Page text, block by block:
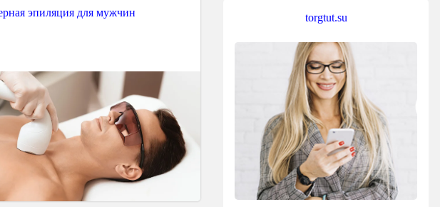
эпиляция для мужчин torgtut.su